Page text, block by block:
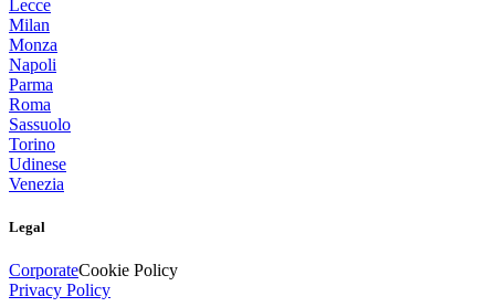
Lecce
Milan
Monza
Napoli
Parma
Roma
Sassuolo
Torino
Udinese
Venezia
Legal
CorporateCookie Policy
Privacy Policy